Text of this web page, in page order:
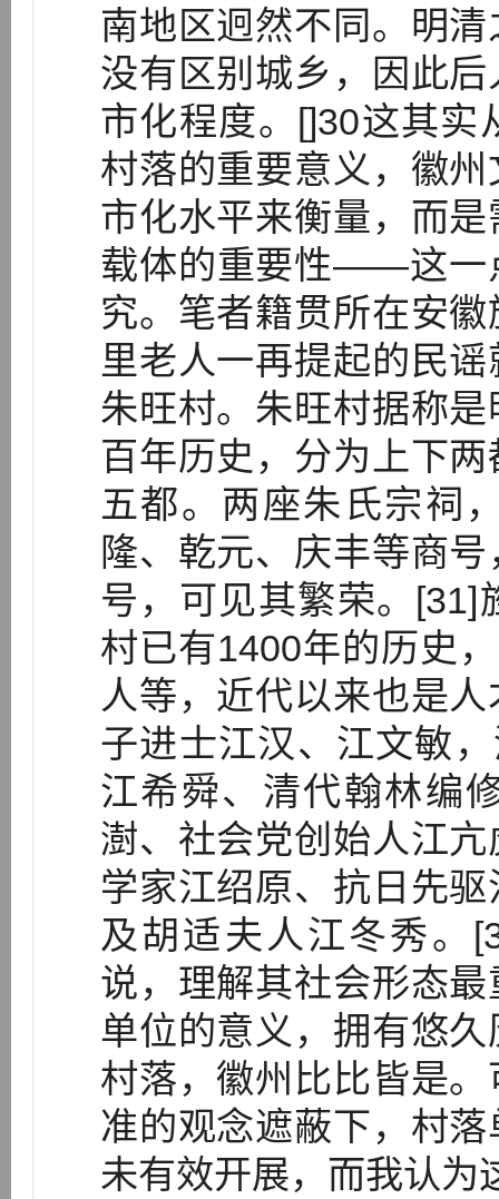
南地区迥然不同。明
没有区别城乡，因此
市化程度。[]30这其实
村落的重要意义，徽
市化水平来衡量，而
载体的重要性——这一
究。笔者籍贯所在安
里老人一再提起的民
朱旺村。朱旺村据称
百年历史，分为上下
五都。两座朱氏宗祠
隆、乾元、庆丰等商
号，可见其繁荣。[31]
村已有1400年的历史
人等，近代以来也是
子进士江汉、江文敏
江希舜、清代翰林编
澍、社会党创始人江
学家江绍原、抗日先
及胡适夫人江冬秀。
说，理解其社会形态
单位的意义，拥有悠
村落，徽州比比皆是
准的观念遮蔽下，村
未有效开展，而我认为